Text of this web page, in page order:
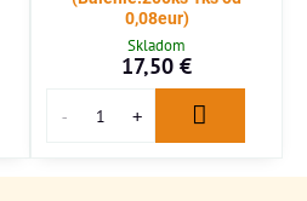
0,08eur)
Skladom
17,50 €